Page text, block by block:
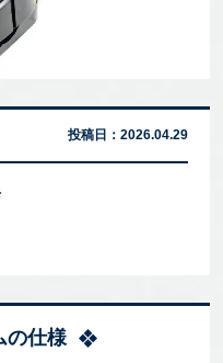
投稿日： 2026.04.29
の仕様